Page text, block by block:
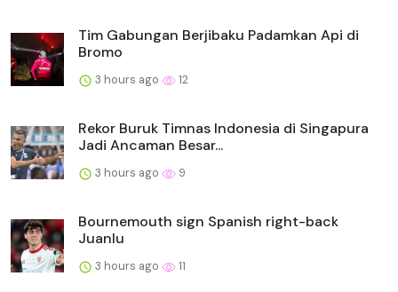
Tim Gabungan Berjibaku Padamkan Api di
Bromo
3 hours ago 12
Rekor Buruk Timnas Indonesia di Singapura
Jadi Ancaman Besar...
3 hours ago 9
Bournemouth sign Spanish right-back
Juanlu
3 hours ago 11